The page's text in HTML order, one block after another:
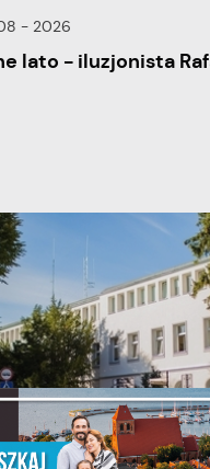
- 2026
lato - iluzjonista